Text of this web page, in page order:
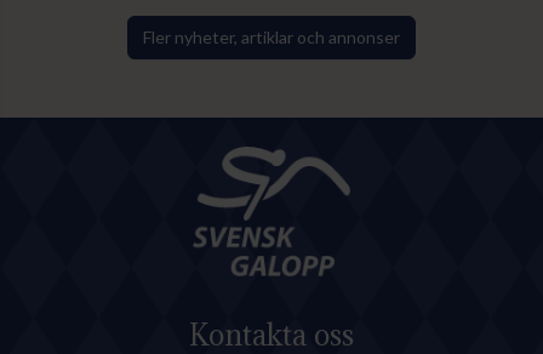
Ålborg. Sedan avslutas veckan
med årets stora familjedag på
annat Göteborgs Stora Pris.
Fler nyheter, artiklar och annonser
Kontakta oss